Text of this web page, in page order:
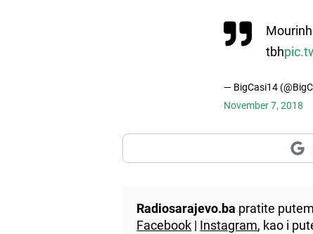
tbh
— BigCasi14
November 7, 2018
Radiosarajevo.ba pratite
Facebook | Instagram, kao i